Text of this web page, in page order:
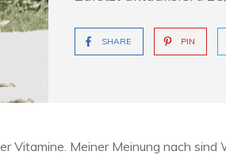
SHARE PIN
Vitamine. Meiner Meinung nach